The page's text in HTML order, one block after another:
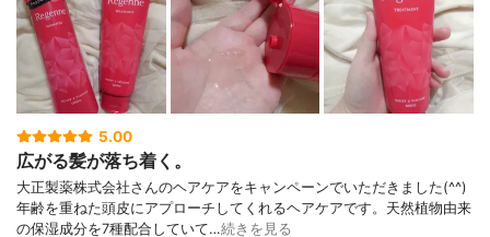
5.00
広がる髪が落ち着く。
大正製薬株式会社さんのヘアケアをキャンペーンでいただきました(^^)
年齢を重ねた頭皮にアプローチしてくれるヘアケアです。天然植物由来
の保湿成分を7種配合していて…続きを見る